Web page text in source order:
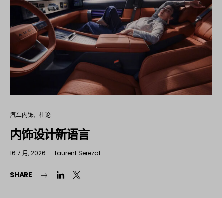
汽车内饰 社论
内饰设计新语言
16 7 月, 2026 Laurent Serezat
SHARE